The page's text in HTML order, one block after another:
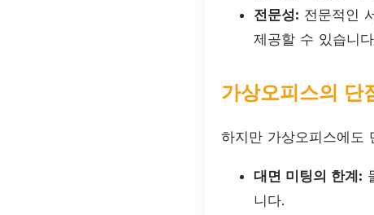
전문성: 전문적인
제공할 수 있습니
가상오피스의 단
하지만 가상오피스에도
대면 미팅의 한계:
니다.